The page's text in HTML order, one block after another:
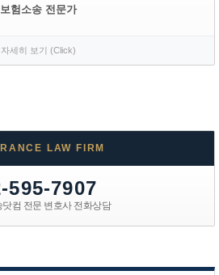
보험소송 전문가
자세히 보기 (Click)
LAW FIRM
595-7907
닷컴 전문 변호사 전화상담